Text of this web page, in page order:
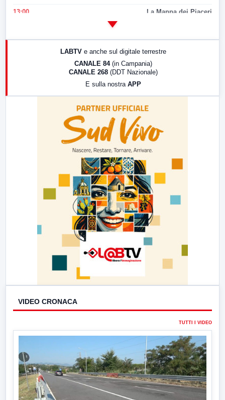
13:00 La Mappa dei Piaceri
LABTV e anche sul digitale terrestre
CANALE 84 (in Campania)
CANALE 268 (DDT Nazionale)
E sulla nostra APP
VIDEO CRONACA
TUTTI I VIDEO